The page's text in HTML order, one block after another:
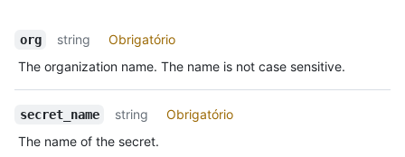
org string
Obrigatório
The organization name. The name is not case sensitive.
secret_name string
Obrigatório
The name of the secret.